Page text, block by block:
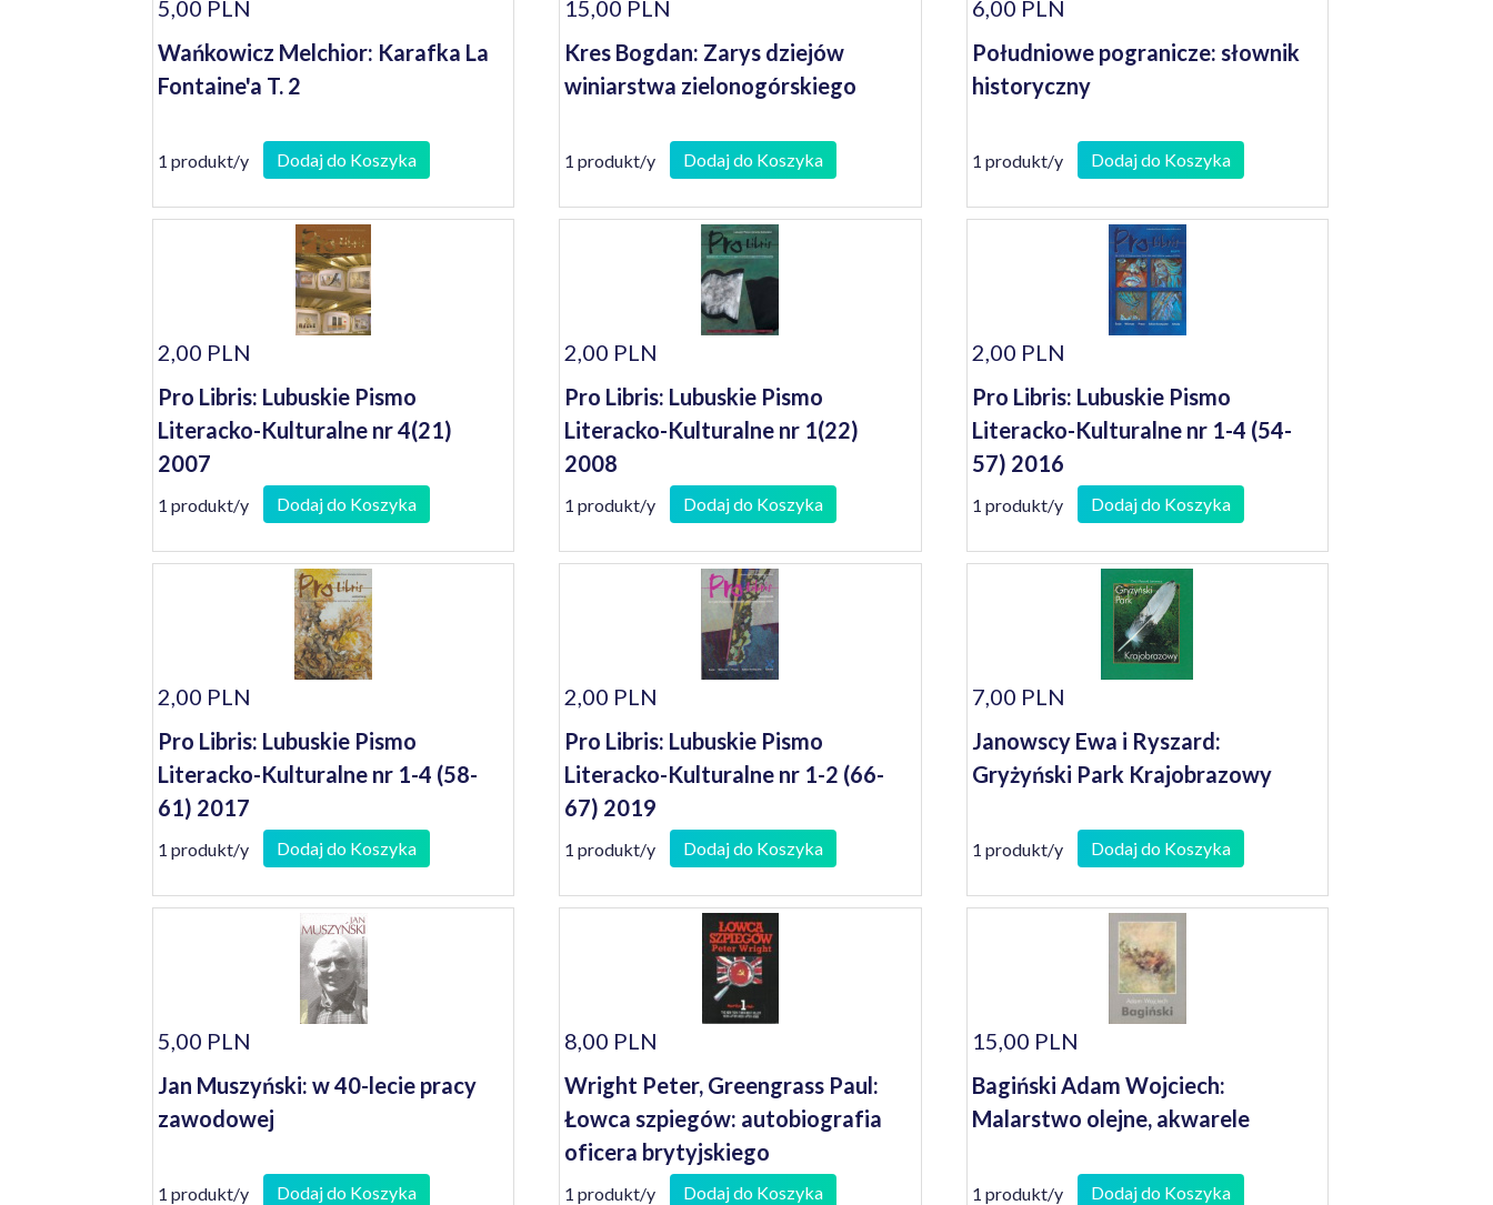
5,00 PLN
Wańkowicz Melchior: Karafka La
Fontaine'a T. 2
1 produkt/y Dodaj do Koszyka
15,00 PLN
Kres Bogdan: Zarys dziejów
winiarstwa zielonogórskiego
1 produkt/y Dodaj do Koszyka
6,00 PLN
Południowe pogranicze: słownik
historyczny
1 produkt/y Dodaj do Koszyka
2,00 PLN
Pro Libris: Lubuskie Pismo
Literacko-Kulturalne nr 4(21)
2007
1 produkt/y Dodaj do Koszyka
2,00 PLN
Pro Libris: Lubuskie Pismo
Literacko-Kulturalne nr 1(22)
2008
1 produkt/y Dodaj do Koszyka
2,00 PLN
Pro Libris: Lubuskie Pismo
Literacko-Kulturalne nr 1-4 (54-
57) 2016
1 produkt/y Dodaj do Koszyka
2,00 PLN
Pro Libris: Lubuskie Pismo
Literacko-Kulturalne nr 1-4 (58-
61) 2017
1 produkt/y Dodaj do Koszyka
2,00 PLN
Pro Libris: Lubuskie Pismo
Literacko-Kulturalne nr 1-2 (66-
67) 2019
1 produkt/y Dodaj do Koszyka
7,00 PLN
Janowscy Ewa i Ryszard:
Gryżyński Park Krajobrazowy
1 produkt/y Dodaj do Koszyka
5,00 PLN
Jan Muszyński: w 40-lecie pracy
zawodowej
1 produkt/y Dodaj do Koszyka
8,00 PLN
Wright Peter, Greengrass Paul:
Łowca szpiegów: autobiografia
oficera brytyjskiego
kontrwywiadu
1 produkt/y Dodaj do Koszyka
15,00 PLN
Bagiński Adam Wojciech:
Malarstwo olejne, akwarele
1 produkt/y Dodaj do Koszyka